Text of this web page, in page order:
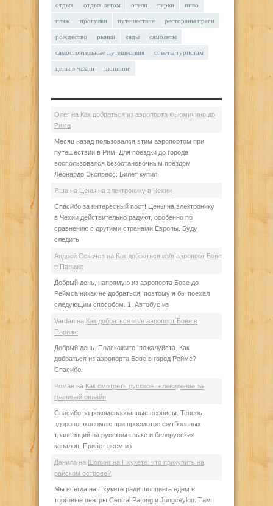
отдых отдых летом отели парки пиво
пляж прогулки путешествия рестораны праги
рождество рынки сады самолеты
самостоятельные путешествия советы туристам
цены в чехии шоппинг
Олег на Как добраться из аэропорта Фьюмичино до
Рима
Месяц назад пользовался этим аэропортом при
путешествии в Рим. Для поездки до города
воспользовался безостановочным поездом
Леонардо Экспресс. Билет купил
Яша на Цены на электронику в Чехии
Спасибо за интересный пост! Цены на электронику
в Чехии действительно радуют, особенно по
сравнению с другими странами Европы. Буду
следить
Андрей Секачев на Как добраться из/в аэропорт Бове
в Париже
Добрый день, напрямую из аэропорта Бове до
Реймса никак не добраться, поэтому я бы поехал
следующим способом. 1. Автобус из
Vardan на Как добраться из/в аэропорт Бове в
Париже
Добрый день. Подскажите, пожалуйста. Как
добраться из аэропорта Бове в город Реймс?
Спасибо.
Роман на Как смотреть русское телевидение за
границей онлайн
Спасибо за рекомендованные сервисы. Теперь
здорово экономлю при просмотре футбольных
трансляций на русском языке и белорусских
каналов. Привет всем из
Данила на Шопинг на Пхукете: что прикупить на
райском острове?
Мы всегда на Пхукете ради шоппинга едем в
торговые центры Central Patong и Jungceylon. Там